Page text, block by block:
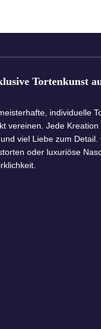
Tortenkunst
individuelle
vereinen. Jede
viel Liebe zum Detail.
oder luxuriöse